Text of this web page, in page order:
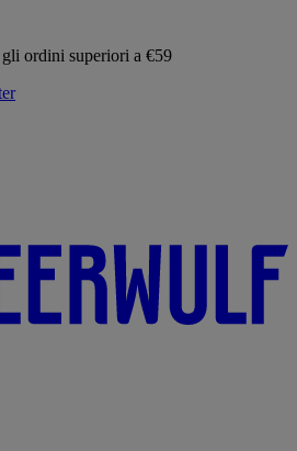
ordini superiori a €59